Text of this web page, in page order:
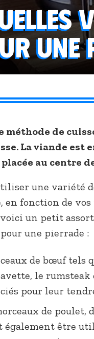
une
méthode de
La viande est
au centre
une variété
en fonction de vos
un petit
une pierrade :
de bœuf tels
le
pour leur
de poulet,
également être